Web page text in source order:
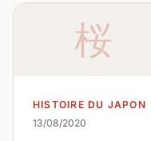
桜
HISTOIRE DU JAPON
13/08/2020